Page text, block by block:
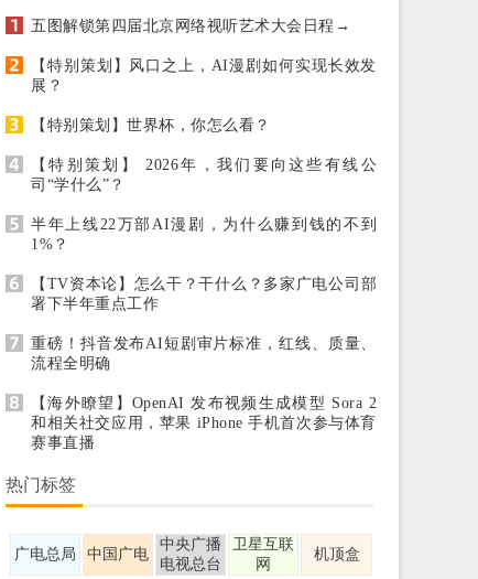
五图解锁第四届北京网络视听艺术大会日程→
【特别策划】风口之上，AI漫剧如何实现长效发
展？
【特别策划】世界杯，你怎么看？
【特别策划】 2026年，我们要向这些有线公
司“学什么”？
半年上线22万部AI漫剧，为什么赚到钱的不到
1%？
【TV资本论】怎么干？干什么？多家广电公司部
署下半年重点工作
重磅！抖音发布AI短剧审片标准，红线、质量、
流程全明确
【海外瞭望】OpenAI 发布视频生成模型 Sora 2
和相关社交应用，苹果 iPhone 手机首次参与体育
赛事直播
热门标签
广电总局 中国广电
中央广播
电视总台
卫星互联
网
机顶盒